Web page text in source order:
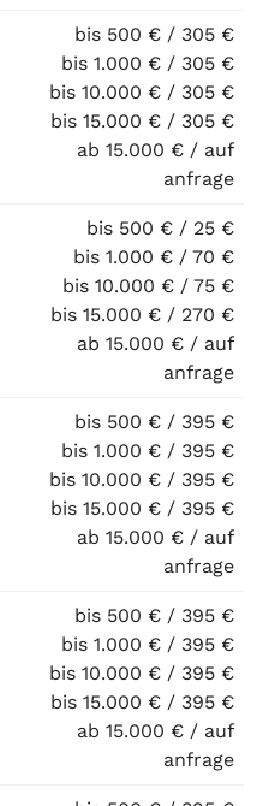
bis 500 € / 305 €
bis 1.000 € / 305 €
bis 10.000 € / 305 €
bis 15.000 € / 305 €
ab 15.000 € / auf
anfrage
bis 500 € / 25 €
bis 1.000 € / 70 €
bis 10.000 € / 75 €
bis 15.000 € / 270 €
ab 15.000 € / auf
anfrage
bis 500 € / 395 €
bis 1.000 € / 395 €
bis 10.000 € / 395 €
bis 15.000 € / 395 €
ab 15.000 € / auf
anfrage
bis 500 € / 395 €
bis 1.000 € / 395 €
bis 10.000 € / 395 €
bis 15.000 € / 395 €
ab 15.000 € / auf
anfrage